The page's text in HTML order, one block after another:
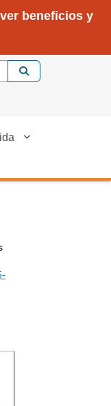
beneficios y
Entre palabra